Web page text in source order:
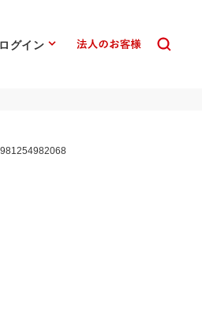
ログイン